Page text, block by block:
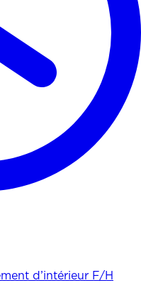
d’intérieur F/H